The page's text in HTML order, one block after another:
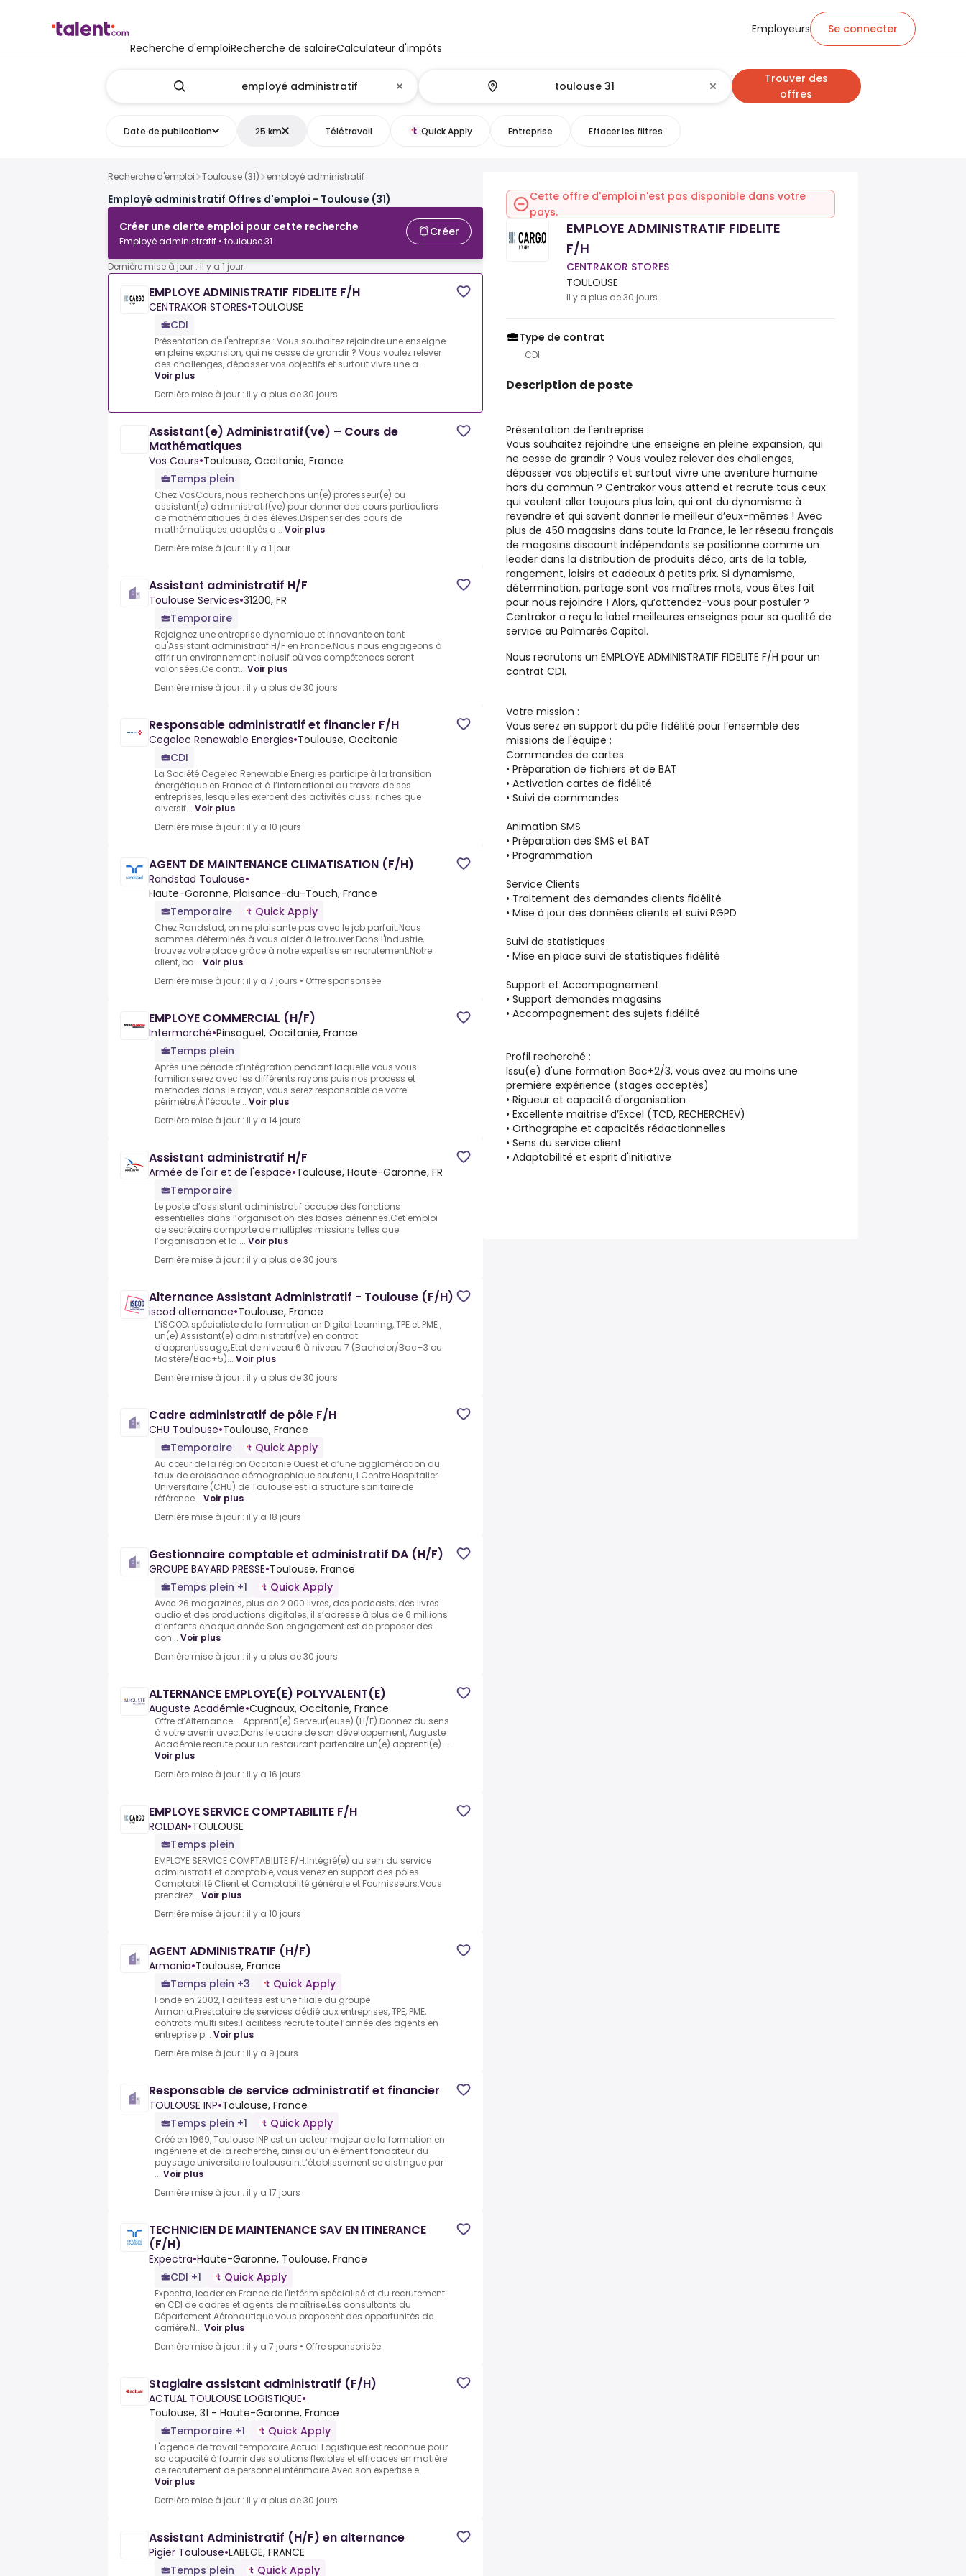
Recherche d'emploiRecherche de salaireCalculateur d'impôts
Employeurs Se connecter
Trouver des
offres
Date de publication 25 km Télétravail Quick Apply Entreprise Effacer les filtres
Recherche d'emploi Toulouse (31) employé administratif
Employé administratif Offres d'emploi - Toulouse (31)
Créer une alerte emploi pour cette recherche
Employé administratif • toulouse 31
Créer
Dernière mise à jour : il y a 1 jour
EMPLOYE ADMINISTRATIF FIDELITE F/H
CENTRAKOR STORES•TOULOUSE
CDI
Présentation de l'entreprise :.Vous souhaitez rejoindre une enseigne
en pleine expansion, qui ne cesse de grandir ? Vous voulez relever
des challenges, dépasser vos objectifs et surtout vivre une a...
Voir plus
Dernière mise à jour : il y a plus de 30 jours
Assistant(e) Administratif(ve) – Cours de
Mathématiques
Vos Cours•Toulouse, Occitanie, France
Temps plein
Chez VosCours, nous recherchons un(e) professeur(e) ou
assistant(e) administratif(ve) pour donner des cours particuliers
de mathématiques à des élèves.Dispenser des cours de
mathématiques adaptés a... Voir plus
Dernière mise à jour : il y a 1 jour
Assistant administratif H/F
Toulouse Services•31200, FR
Temporaire
Rejoignez une entreprise dynamique et innovante en tant
qu'Assistant administratif H/F en France.Nous nous engageons à
offrir un environnement inclusif où vos compétences seront
valorisées.Ce contr... Voir plus
Dernière mise à jour : il y a plus de 30 jours
Responsable administratif et financier F/H
Cegelec Renewable Energies•Toulouse, Occitanie
CDI
La Société Cegelec Renewable Energies participe à la transition
énergétique en France et à l’international au travers de ses
entreprises, lesquelles exercent des activités aussi riches que
diversif... Voir plus
Dernière mise à jour : il y a 10 jours
AGENT DE MAINTENANCE CLIMATISATION (F/H)
Randstad Toulouse•
Haute-Garonne, Plaisance-du-Touch, France
Temporaire
Quick Apply
Chez Randstad, on ne plaisante pas avec le job parfait.Nous
sommes déterminés à vous aider à le trouver.Dans l'industrie,
trouvez votre place grâce à notre expertise en recrutement.Notre
client, ba... Voir plus
Dernière mise à jour : il y a 7 jours • Offre sponsorisée
EMPLOYE COMMERCIAL (H/F)
Intermarché•Pinsaguel, Occitanie, France
Temps plein
Après une période d’intégration pendant laquelle vous vous
familiariserez avec les différents rayons puis nos process et
méthodes dans le rayon, vous serez responsable de votre
périmètre.À l’écoute... Voir plus
Dernière mise à jour : il y a 14 jours
Assistant administratif H/F
Armée de l'air et de l'espace•Toulouse, Haute-Garonne, FR
Temporaire
Le poste d’assistant administratif occupe des fonctions
essentielles dans l’organisation des bases aériennes.Cet emploi
de secrétaire comporte de multiples missions telles que
l’organisation et la ... Voir plus
Dernière mise à jour : il y a plus de 30 jours
Alternance Assistant Administratif - Toulouse (F/H)
iscod alternance•Toulouse, France
L’iSCOD, spécialiste de la formation en Digital Learning,.TPE et PME ,
un(e) Assistant(e) administratif(ve) en contrat
d'apprentissage,.Etat de niveau 6 à niveau 7 (Bachelor/Bac+3 ou
Mastère/Bac+5)... Voir plus
Dernière mise à jour : il y a plus de 30 jours
Cadre administratif de pôle F/H
CHU Toulouse•Toulouse, France
Temporaire
Quick Apply
Au cœur de la région Occitanie Ouest et d’une agglomération au
taux de croissance démographique soutenu, l.Centre Hospitalier
Universitaire (CHU) de Toulouse est la structure sanitaire de
référence... Voir plus
Dernière mise à jour : il y a 18 jours
Gestionnaire comptable et administratif DA (H/F)
GROUPE BAYARD PRESSE•Toulouse, France
Temps plein +1
Quick Apply
Avec 26 magazines, plus de 2 000 livres, des podcasts, des livres
audio et des productions digitales, il s’adresse à plus de 6 millions
d’enfants chaque année.Son engagement est de proposer des
con... Voir plus
Dernière mise à jour : il y a plus de 30 jours
ALTERNANCE EMPLOYE(E) POLYVALENT(E)
Auguste Académie•Cugnaux, Occitanie, France
Offre d’Alternance – Apprenti(e) Serveur(euse) (H/F).Donnez du sens
à votre avenir avec.Dans le cadre de son développement, Auguste
Académie recrute pour un restaurant partenaire un(e) apprenti(e) ...
Voir plus
Dernière mise à jour : il y a 16 jours
EMPLOYE SERVICE COMPTABILITE F/H
ROLDAN•TOULOUSE
Temps plein
EMPLOYE SERVICE COMPTABILITE F/H.Intégré(e) au sein du service
administratif et comptable, vous venez en support des pôles
Comptabilité Client et Comptabilité générale et Fournisseurs.Vous
prendrez... Voir plus
Dernière mise à jour : il y a 10 jours
AGENT ADMINISTRATIF (H/F)
Armonia•Toulouse, France
Temps plein +3
Quick Apply
Fondé en 2002, Facilitess est une filiale du groupe
Armonia.Prestataire de services dédié aux entreprises, TPE, PME,
contrats multi sites.Facilitess recrute toute l’année des agents en
entreprise p... Voir plus
Dernière mise à jour : il y a 9 jours
Responsable de service administratif et financier
TOULOUSE INP•Toulouse, France
Temps plein +1
Quick Apply
Créé en 1969, Toulouse INP est un acteur majeur de la formation en
ingénierie et de la recherche, ainsi qu’un élément fondateur du
paysage universitaire toulousain.L’établissement se distingue par
... Voir plus
Dernière mise à jour : il y a 17 jours
TECHNICIEN DE MAINTENANCE SAV EN ITINERANCE
(F/H)
Expectra•Haute-Garonne, Toulouse, France
CDI +1
Quick Apply
Expectra, leader en France de l'intérim spécialisé et du recrutement
en CDI de cadres et agents de maîtrise.Les consultants du
Département Aéronautique vous proposent des opportunités de
carrière.N... Voir plus
Dernière mise à jour : il y a 7 jours • Offre sponsorisée
Stagiaire assistant administratif (F/H)
ACTUAL TOULOUSE LOGISTIQUE•
Toulouse, 31 - Haute-Garonne, France
Temporaire +1
Quick Apply
L'agence de travail temporaire Actual Logistique est reconnue pour
sa capacité à fournir des solutions flexibles et efficaces en matière
de recrutement de personnel intérimaire.Avec son expertise e...
Voir plus
Dernière mise à jour : il y a plus de 30 jours
Assistant Administratif (H/F) en alternance
Pigier Toulouse•LABEGE, FRANCE
Temps plein
Quick Apply
Cette offre d'emploi n'est pas disponible dans votre
pays.
EMPLOYE ADMINISTRATIF FIDELITE
F/H
CENTRAKOR STORES
TOULOUSE
Il y a plus de 30 jours
Type de contrat
CDI
Description de poste
Présentation de l'entreprise :
Vous souhaitez rejoindre une enseigne en pleine expansion, qui
ne cesse de grandir ? Vous voulez relever des challenges,
dépasser vos objectifs et surtout vivre une aventure humaine
hors du commun ? Centrakor vous attend et recrute tous ceux
qui veulent aller toujours plus loin, qui ont du dynamisme à
revendre et qui savent donner le meilleur d’eux-mêmes ! Avec
plus de 450 magasins dans toute la France, le 1er réseau français
de magasins discount indépendants se positionne comme un
leader dans la distribution de produits déco, arts de la table,
rangement, loisirs et cadeaux à petits prix. Si dynamisme,
détermination, partage sont vos maîtres mots, vous êtes fait
pour nous rejoindre ! Alors, qu’attendez-vous pour postuler ?
Centrakor a reçu le label meilleures enseignes pour sa qualité de
service au Palmarès Capital.
Nous recrutons un EMPLOYE ADMINISTRATIF FIDELITE F/H pour un
contrat CDI.
Votre mission :
Vous serez en support du pôle fidélité pour l’ensemble des
missions de l'équipe :
Commandes de cartes
• Préparation de fichiers et de BAT
• Activation cartes de fidélité
• Suivi de commandes
Animation SMS
• Préparation des SMS et BAT
• Programmation
Service Clients
• Traitement des demandes clients fidélité
• Mise à jour des données clients et suivi RGPD
Suivi de statistiques
• Mise en place suivi de statistiques fidélité
Support et Accompagnement
• Support demandes magasins
• Accompagnement des sujets fidélité
Profil recherché :
Issu(e) d'une formation Bac+2/3, vous avez au moins une
première expérience (stages acceptés)
• Rigueur et capacité d'organisation
• Excellente maitrise d’Excel (TCD, RECHERCHEV)
• Orthographe et capacités rédactionnelles
• Sens du service client
• Adaptabilité et esprit d'initiative